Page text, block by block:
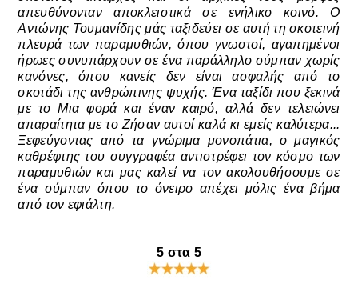
απευθύνονταν αποκλειστικά σε ενήλικο κοινό. Ο
Αντώνης Τουμανίδης μάς ταξιδεύει σε αυτή τη σκοτεινή
πλευρά των παραμυθιών, όπου γνωστοί, αγαπημένοι
ήρωες συνυπάρχουν σε ένα παράλληλο σύμπαν χωρίς
κανόνες, όπου κανείς δεν είναι ασφαλής από το
σκοτάδι της ανθρώπινης ψυχής. Ένα ταξίδι που ξεκινά
με το Μια φορά και έναν καιρό, αλλά δεν τελειώνει
απαραίτητα με το Ζήσαν αυτοί καλά κι εμείς καλύτερα...
Ξεφεύγοντας από τα γνώριμα μονοπάτια, ο μαγικός
καθρέφτης του συγγραφέα αντιστρέφει τον κόσμο των
παραμυθιών και μας καλεί να τον ακολουθήσουμε σε
ένα σύμπαν όπου το όνειρο απέχει μόλις ένα βήμα
από τον εφιάλτη.
5 στα 5